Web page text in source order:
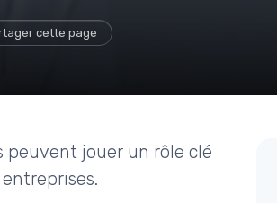
cette page
jouer un rôle clé